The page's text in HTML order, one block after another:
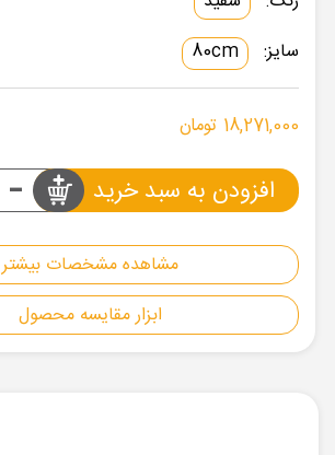
مشاهده مشخصات بیشتر
ابزار مقایسه محصول
سایز:
80cm
18,271,000 تومان
- افزودن به سبد خرید